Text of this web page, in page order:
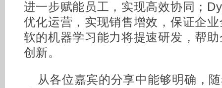
进一步赋能员工，实现高效协同；
优化运营，实现销售增效，保证企
软的机器学习能力将提速研发，帮
创新。
从各位嘉宾的分享中能够明确，